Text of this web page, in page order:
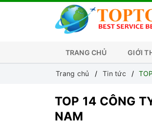
TRANG CHỦ GIỚI
Trang chủ Tin tức
TOP 14 CÔNG
NAM